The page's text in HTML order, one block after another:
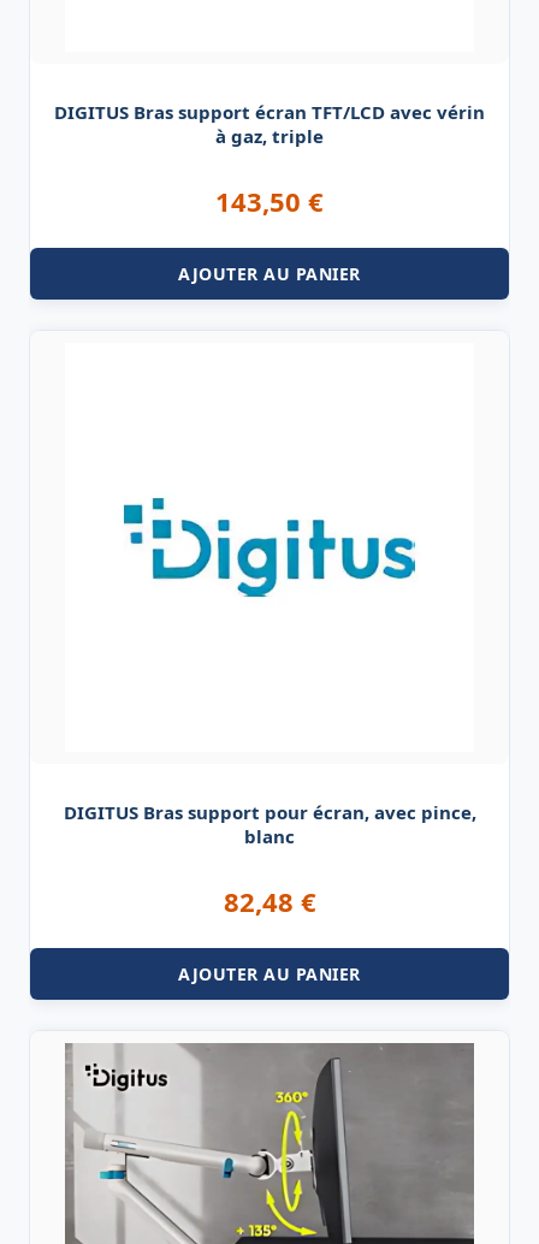
DIGITUS Bras support écran TFT/LCD avec vérin
à gaz, triple
143,50 €
AJOUTER AU PANIER
DIGITUS Bras support pour écran, avec pince,
blanc
82,48 €
AJOUTER AU PANIER